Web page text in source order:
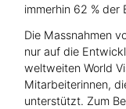
immerhin 62 % der
Die Massnahmen
nur auf die
weltweiten World
Mitarbeiterinnen,
unterstützt. Zum